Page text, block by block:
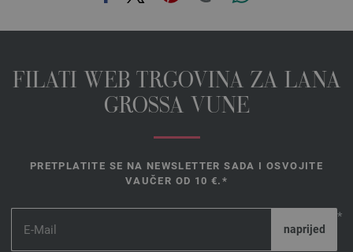
FILATI WEB TRGOVINA ZA LANA
GROSSA VUNE
PRETPLATITE SE NA NEWSLETTER SADA I OSVOJITE
VAUČER OD 10 €.*
*